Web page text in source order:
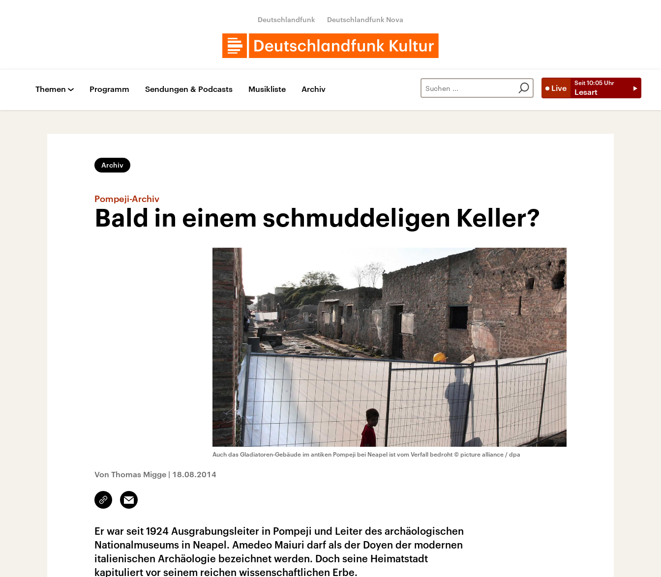
Deutschlandfunk Deutschlandfunk Nova
Live
Seit 10:05 Uhr
Lesart
Themen Programm Sendungen & Podcasts Musikliste Archiv
Archiv
Pompeji-Archiv
Bald in einem schmuddeligen Keller?
Auch das Gladiatoren-Gebäude im antiken Pompeji bei Neapel ist vom Verfall bedroht © picture alliance / dpa
Von Thomas Migge | 18.08.2014
Link
kopieren/teilen
Email
Er war seit 1924 Ausgrabungsleiter in Pompeji und Leiter des archäologischen
Nationalmuseums in Neapel. Amedeo Maiuri darf als der Doyen der modernen
italienischen Archäologie bezeichnet werden. Doch seine Heimatstadt
kapituliert vor seinem reichen wissenschaftlichen Erbe.